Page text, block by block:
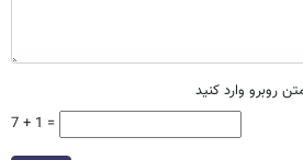
روبرو وارد کنید
7 + 1 =